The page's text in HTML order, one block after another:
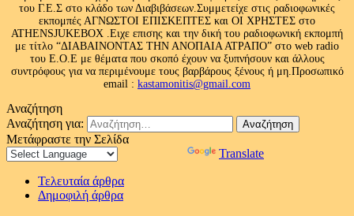
του Γ.Ε.Σ στο κλάδο των Διαβιβάσεων.Συμμετείχε στις ραδιοφωνικές
εκπομπές ΑΓΝΩΣΤΟΙ ΕΠΙΣΚΕΠΤΕΣ και ΟΙ ΧΡΗΣΤΕΣ στο
ATHENSJUKEBOX .Ειχε επισης και την δική του ραδιοφωνική εκπομπή
με τίτλο “ΔΙΑΒΑΙΝΟΝΤΑΣ ΤΗΝ ΑΝΟΠΑΙΑ ΑΤΡΑΠΟ” στο web radio
του Ε.Ο.Ε με θέματα που σκοπό έχουν να ξυπνήσουν και άλλους
συντρόφους για να περιμένουμε τους βαρβάρους ξένους ή μη.Προσωπικό
email : kastamonitis@gmail.com
Αναζήτηση
Αναζήτηση για:
Μετάφραστε την Σελίδα
Translate
Τελευταία άρθρα
Δημοφιλή άρθρα